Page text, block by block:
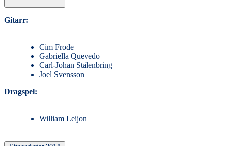
Gitarr:
Cim Frode
Gabriella Quevedo
Carl-Johan Stålenbring
Joel Svensson
Dragspel:
William Leijon